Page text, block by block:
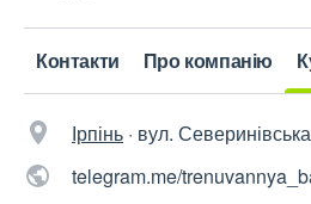
Контакти Про компанію
Ірпінь · вул.
telegram.me/